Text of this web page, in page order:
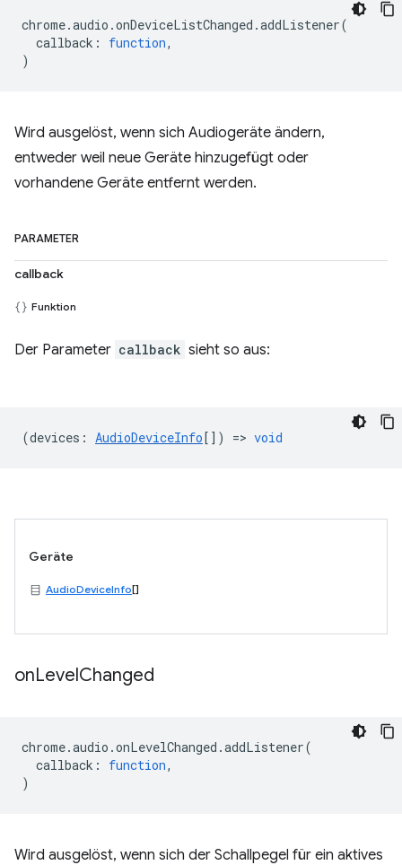
chrome.audio .onDeviceListChanged .addListener(
callback : function,
)
Wird ausgelöst, wenn sich Audiogeräte ändern,
entweder weil neue Geräte hinzugefügt oder
vorhandene Geräte entfernt werden.
PARAMETER
callback
Funktion
Der Parameter callback sieht so aus:
(devices : AudioDeviceInfo[]) => void
Geräte
AudioDeviceInfo[]
onLevelChanged
chrome.audio .onLevelChanged .addListener(
callback : function,
)
Wird ausgelöst, wenn sich der Schallpegel für ein aktives